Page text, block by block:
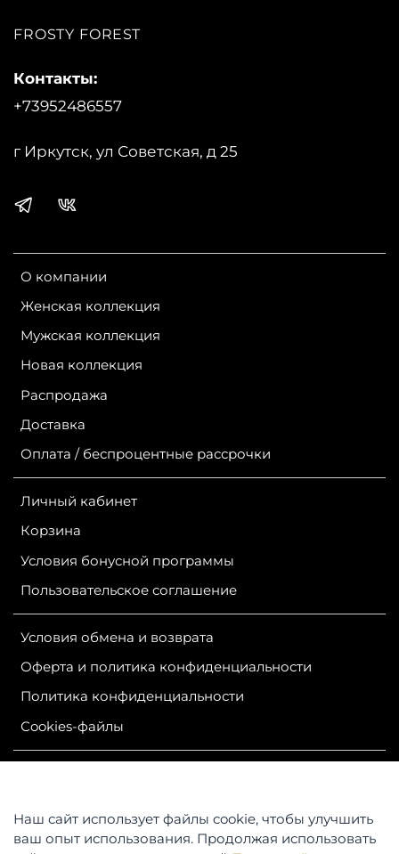
Бренд:Scanndi Finland
FROSTY FOREST
О компании
Женская коллекция
Мужская коллекция
Новая коллекция
Распродажа
Доставка
Оплата / беспроцентные рассрочки
Личный кабинет
Корзина
Условия бонусной программы
Пользовательское соглашение
Условия обмена и возврата
Оферта и политика конфиденциальности
Политика конфиденциальности
Сookies-файлы
Контакты:
+73952486557
г Иркутск, ул Советская, д 25
ИНН 381100245830
Контакты: 664047, Российская Федерация, Иркутская
область,
Наш сайт использует файлы cookie, чтобы улучшить
ваш опыт использования. Продолжая использовать